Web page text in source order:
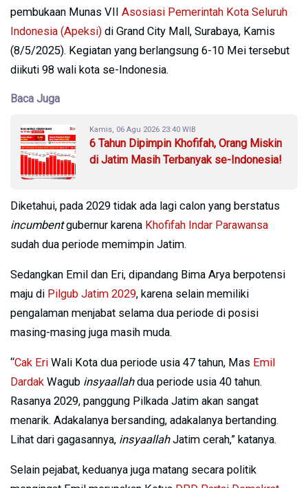
pembukaan Munas VII Asosiasi Pemerintah Kota Seluruh
Indonesia (Apeksi) di Grand City Mall, Surabaya, Kamis
(8/5/2025). Kegiatan yang berlangsung 6-10 Mei tersebut
diikuti 98 wali kota se-Indonesia.
Baca Juga
Kamis, 06 Agu 2026 23:40 WIB
6 Tahun Dipimpin Khofifah, Orang Miskin
di Jatim Masih Terbanyak se-Indonesia!
Diketahui, pada 2029 tidak ada lagi calon yang berstatus
incumbentgubernur karena Khofifah Indar Parawansa
sudah dua periode memimpin Jatim.
Sedangkan Emil dan Eri, dipandang Bima Arya berpotensi
maju di Pilgub Jatim 2029, karena selain memiliki
pengalaman menjabat selama dua periode di posisi
masing-masing juga masih muda.
“Cak Eri Wali Kota dua periode usia 47 tahun, Mas Emil
Dardak Wagub insyaallahdua periode usia 40 tahun.
Rasanya 2029, panggung Pilkada Jatim akan sangat
menarik. Adakalanya bersanding, adakalanya bertanding.
Lihat dari gagasannya, insyaallahJatim cerah,” katanya.
Selain pejabat, keduanya juga matang secara politik